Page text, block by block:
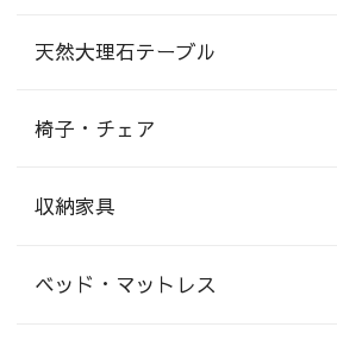
天然大理石テーブル
椅子・チェア
収納家具
ベッド・マットレス